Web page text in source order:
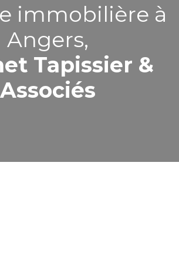
immobilière à
Angers,
Tapissier &
Associés